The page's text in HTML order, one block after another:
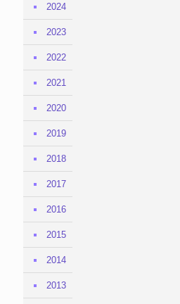
2024
2023
2022
2021
2020
2019
2018
2017
2016
2015
2014
2013